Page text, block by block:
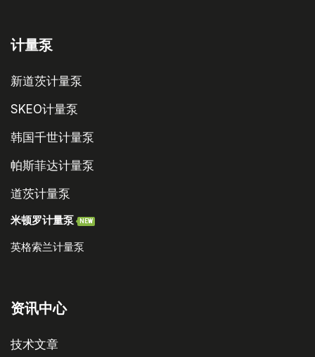
计量泵
新道茨计量泵
SKEO计量泵
韩国千世计量泵
帕斯菲达计量泵
道茨计量泵
米顿罗计量泵 NEW
英格索兰计量泵
资讯中心
技术文章